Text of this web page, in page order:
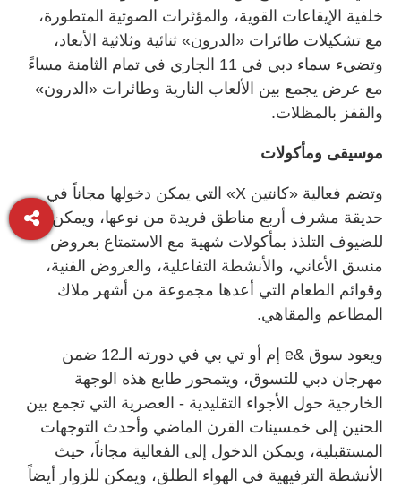
خلفية الإيقاعات القوية، والمؤثرات الصوتية المتطورة،
مع تشكيلات طائرات «الدرون» ثنائية وثلاثية الأبعاد،
وتضيء سماء دبي في 11 الجاري في تمام الثامنة مساءً
مع عرض يجمع بين الألعاب النارية وطائرات «الدرون»
والقفز بالمظلات.
موسيقى ومأكولات
وتضم فعالية «كانتين X» التي يمكن دخولها مجاناً في
حديقة مشرف أربع مناطق فريدة من نوعها، ويمكن
للضيوف التلذذ بمأكولات شهية مع الاستمتاع بعروض
منسق الأغاني، والأنشطة التفاعلية، والعروض الفنية،
وقوائم الطعام التي أعدها مجموعة من أشهر ملاك
المطاعم والمقاهي.
ويعود سوق &e إم أو تي بي في دورته الـ12 ضمن
مهرجان دبي للتسوق، ويتمحور طابع هذه الوجهة
الخارجية حول الأجواء التقليدية - العصرية التي تجمع بين
الحنين إلى خمسينات القرن الماضي وأحدث التوجهات
المستقبلية، ويمكن الدخول إلى الفعالية مجاناً، حيث
الأنشطة الترفيهية في الهواء الطلق، ويمكن للزوار أيضاً